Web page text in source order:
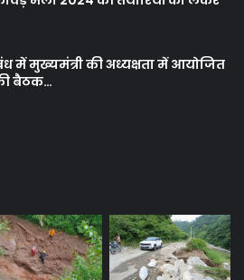
में मुख्यमंत्री की अध्यक्षता में आयोजित
बैठक…